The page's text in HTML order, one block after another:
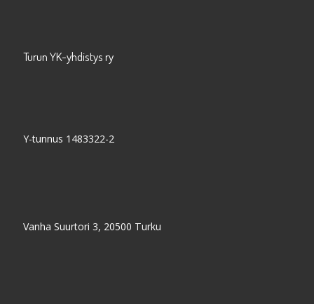
Turun YK-yhdistys ry
Y-tunnus 1483322-2
Vanha Suurtori 3, 20500 Turku